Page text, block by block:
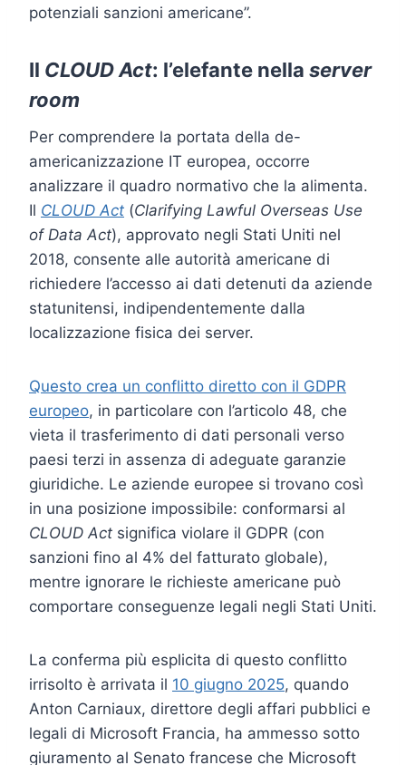
potenziali sanzioni americane”.
Il CLOUD Act: l’elefante nella server
room
Per comprendere la portata della de-
americanizzazione IT europea, occorre
analizzare il quadro normativo che la alimenta.
Il CLOUD Act (Clarifying Lawful Overseas Use
of Data Act), approvato negli Stati Uniti nel
2018, consente alle autorità americane di
richiedere l’accesso ai dati detenuti da aziende
statunitensi, indipendentemente dalla
localizzazione fisica dei server.
Questo crea un conflitto diretto con il GDPR
europeo, in particolare con l’articolo 48, che
vieta il trasferimento di dati personali verso
paesi terzi in assenza di adeguate garanzie
giuridiche. Le aziende europee si trovano così
in una posizione impossibile: conformarsi al
CLOUD Act significa violare il GDPR (con
sanzioni fino al 4% del fatturato globale),
mentre ignorare le richieste americane può
comportare conseguenze legali negli Stati Uniti.
La conferma più esplicita di questo conflitto
irrisolto è arrivata il 10 giugno 2025, quando
Anton Carniaux, direttore degli affari pubblici e
legali di Microsoft Francia, ha ammesso sotto
giuramento al Senato francese che Microsoft